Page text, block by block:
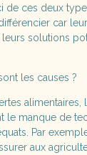
de ces deux
car
solutions
les causes ?
le manque de
Par
aux